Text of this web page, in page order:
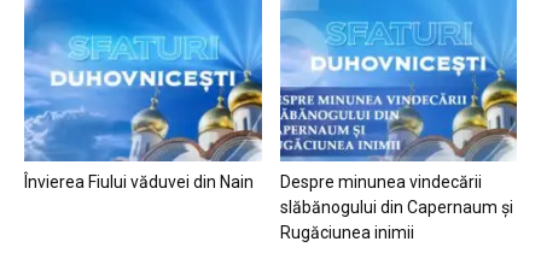
Învierea Fiului văduvei din Nain
Despre minunea vindecării
slăbănogului din Capernaum și
Rugăciunea inimii